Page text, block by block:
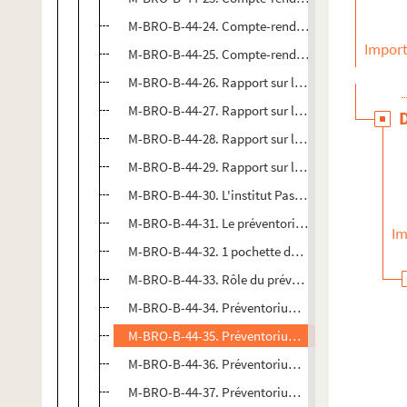
M-BRO-B-44-24. Compte-rendu des travaux de
M-BRO-B-44-25. Compte-rendu des travaux de
M-BRO-B-44-26. Rapport sur le fonctionnement
M-BRO-B-44-27. Rapport sur le fonctionnement
M-BRO-B-44-28. Rapport sur le fonctionnement
M-BRO-B-44-29. Rapport sur le fonctionnement
M-BRO-B-44-30. L'institut Pasteur de Lille
M-BRO-B-44-31. Le préventorium Emile Roux de
M-BRO-B-44-32. 1 pochette de 5 cartes postales
M-BRO-B-44-33. Rôle du préventorium ou
M-BRO-B-44-34. Préventorium Emile Roux,
M-BRO-B-44-35. Préventorium Emile Roux,
M-BRO-B-44-36. Préventorium Emile Roux,
M-BRO-B-44-37. Préventorium Emile Roux,